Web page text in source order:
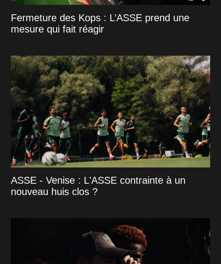
Fermeture des Kops : L’ASSE prend une
mesure qui fait réagir
ASSE - Venise : L'ASSE contrainte à un
nouveau huis clos ?